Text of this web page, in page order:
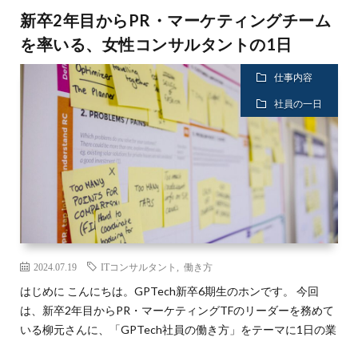
新卒2年目からPR・マーケティングチーム
を率いる、女性コンサルタントの1日
仕事内容
社員の一日
2024.07.19 ITコンサルタント 働き方
はじめに こんにちは。GPTech新卒6期生のホンです。 今回
は、新卒2年目からPR・マーケティングTFのリーダーを務めて
いる柳元さんに、「GPTech社員の働き方」をテーマに1日の業